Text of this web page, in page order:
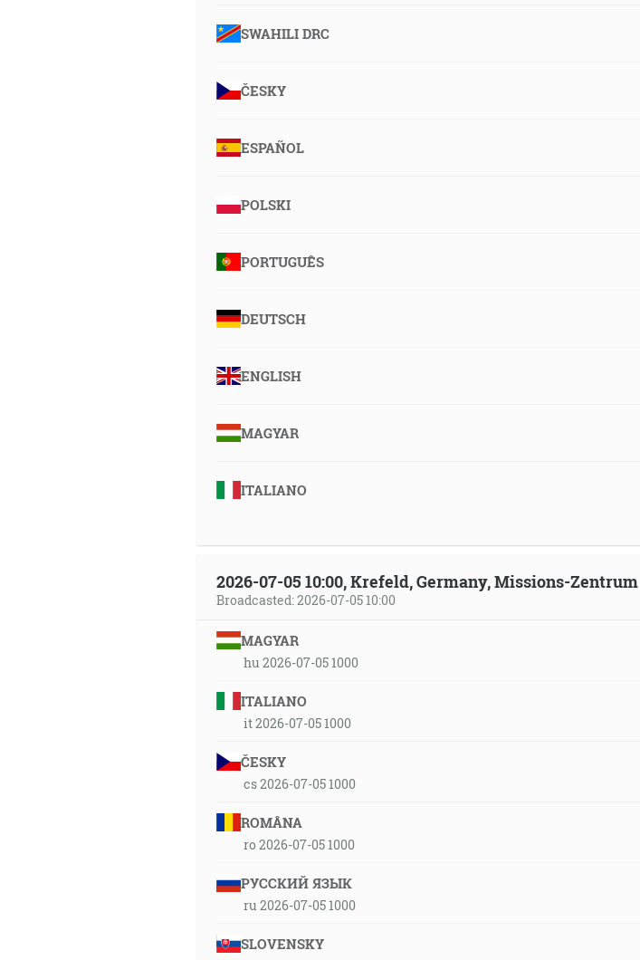
SWAHILI DRC
ČESKY
ESPAÑOL
POLSKI
PORTUGUÊS
DEUTSCH
ENGLISH
MAGYAR
ITALIANO
2026-07-05 10:00, Krefeld, Germany, Missions-Zentrum
Broadcasted: 2026-07-05 10:00
MAGYAR
hu 2026-07-05 1000
ITALIANO
it 2026-07-05 1000
ČESKY
cs 2026-07-05 1000
ROMÂNA
ro 2026-07-05 1000
РУССКИЙ ЯЗЫК
ru 2026-07-05 1000
SLOVENSKY